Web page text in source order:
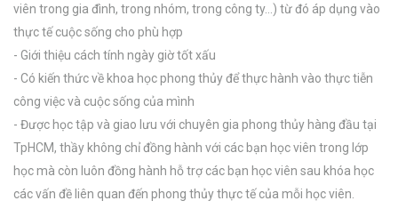
viên trong gia đình, trong nhóm, trong công ty…) từ đó áp dụng vào
thực tế cuộc sống cho phù hợp
- Giới thiệu cách tính ngày giờ tốt xấu
- Có kiến thức về khoa học phong thủy để thực hành vào thực tiễn
công việc và cuộc sống của mình
- Được học tập và giao lưu với chuyên gia phong thủy hàng đầu tại
TpHCM, thầy không chỉ đồng hành với các bạn học viên trong lớp
học mà còn luôn đồng hành hỗ trợ các bạn học viên sau khóa học
các vấn đề liên quan đến phong thủy thực tế của mỗi học viên.